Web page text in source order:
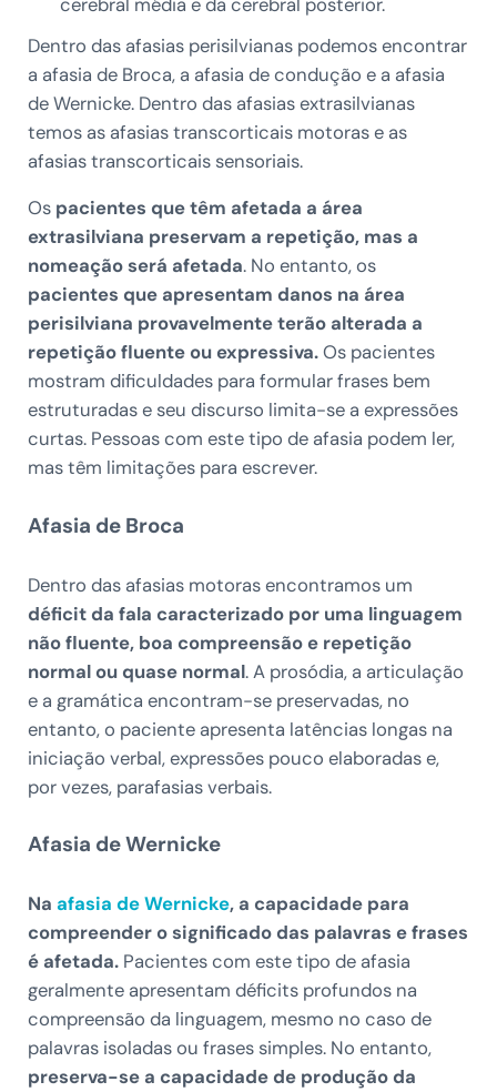
Dentro das afasias perisilvianas podemos encontrar
a afasia de Broca, a afasia de condução e a afasia
de Wernicke. Dentro das afasias extrasilvianas
temos as afasias transcorticais motoras e as
afasias transcorticais sensoriais.
Os pacientes que têm afetada a área
extrasilviana preservam a repetição, mas a
nomeação será afetada. No entanto, os
pacientes que apresentam danos na área
perisilviana provavelmente terão alterada a
repetição fluente ou expressiva.Os pacientes
mostram dificuldades para formular frases bem
estruturadas e seu discurso limita-se a expressões
curtas. Pessoas com este tipo de afasia podem ler,
mas têm limitações para escrever.
Afasia de Broca
Dentro das afasias motoras encontramos um
déficit da fala caracterizado por uma linguagem
não fluente, boa compreensão e repetição
normal ou quase normal. A prosódia, a articulação
e a gramática encontram-se preservadas, no
entanto, o paciente apresenta latências longas na
iniciação verbal, expressões pouco elaboradas e,
por vezes, parafasias verbais.
Afasia de Wernicke
Na afasia de Wernicke, a capacidade para
compreender o significado das palavras e frases
é afetada.Pacientes com este tipo de afasia
geralmente apresentam déficits profundos na
compreensão da linguagem, mesmo no caso de
palavras isoladas ou frases simples. No entanto,
preserva-se a capacidade de produção da